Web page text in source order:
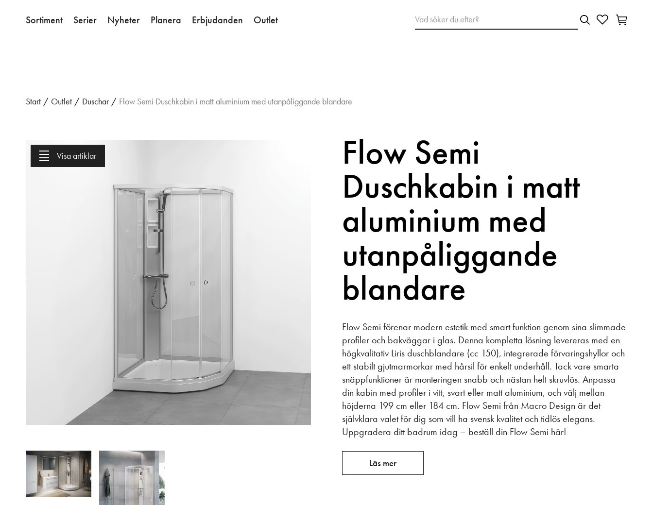
Sortiment Serier Nyheter Planera Erbjudanden Outlet
Start / Outlet / Duschar / Flow Semi Duschkabin i matt aluminium med utanpåliggande blandare
Visa artiklar Flow Semi
Duschkabin i matt
aluminium med
utanpåliggande
blandare
Flow Semi förenar modern estetik med smart funktion genom sina slimmade
profiler och bakväggar i glas. Denna kompletta lösning levereras med en
högkvalitativ Liris duschblandare (cc 150), integrerade förvaringshyllor och
ett stabilt gjutmarmorkar med hårsil för enkelt underhåll. Tack vare smarta
snäppfunktioner är monteringen snabb och nästan helt skruvlös. Anpassa
din kabin med profiler i vitt, svart eller matt aluminium, och välj mellan
höjderna 199 cm eller 184 cm. Flow Semi från Macro Design är det
självklara valet för dig som vill ha svensk kvalitet och tidlös elegans.
Uppgradera ditt badrum idag – beställ din Flow Semi här!
Läs mer